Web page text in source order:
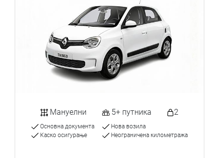
Мануелни 5+ путника 2
Основна документа
Каско осигурање
Нова возила
Неограничена километража